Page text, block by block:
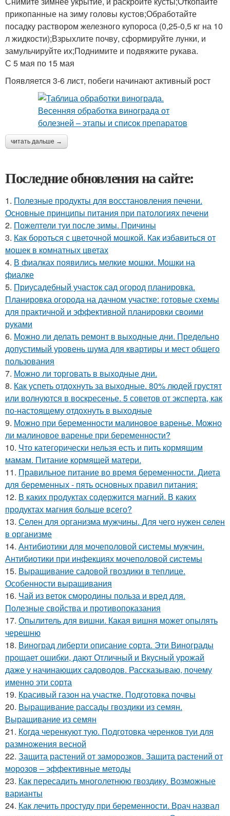
прикопанные на зиму головы кустов;Обработайте
посадку раствором железного купороса (0,25-0,5 кг на 10
л жидкости);Взрыхлите почву, сформируйте лунки, и
замульчируйте их;Поднимите и подвяжите рукава.
С 5 мая по 15 мая
Появляется 3-6 лист, побеги начинают активный рост
читать дальше →
Последние обновления на сайте:
1. Полезные продукты для восстановления печени.
Основные принципы питания при патологиях печени
2. Пожелтели туи после зимы. Причины
3. Как бороться с цветочной мошкой. Как избавиться от
мошек в комнатных цветах
4. В фиалках появились мелкие мошки. Мошки на
фиалке
5. Приусадебный участок сад огород планировка.
Планировка огорода на дачном участке: готовые схемы
для практичной и эффективной планировки своими
руками
6. Можно ли делать ремонт в выходные дни. Предельно
допустимый уровень шума для квартиры и мест общего
пользования
7. Можно ли торговать в выходные дни.
8. Как успеть отдохнуть за выходные. 80% людей грустят
или волнуются в воскресенье. 5 советов от эксперта, как
по-настоящему отдохнуть в выходные
9. Можно при беременности малиновое варенье. Можно
ли малиновое варенье при беременности?
10. Что категорически нельзя есть и пить кормящим
мамам. Питание кормящей матери.
11. Правильное питание во время беременности. Диета
для беременных - пять основных правил питания:
12. В каких продуктах содержится магний. В каких
продуктах магния больше всего?
13. Селен для организма мужчины. Для чего нужен селен
в организме
14. Антибиотики для мочеполовой системы мужчин.
Антибиотики при инфекциях мочеполовой системы
15. Выращивание садовой гвоздики в теплице.
Особенности выращивания
16. Чай из веток смородины польза и вред для.
Полезные свойства и противопоказания
17. Опылитель для вишни. Какая вишня может опылять
черешню
18. Виноград либерти описание сорта. Эти Винограды
прощает ошибки, дают Отличный и Вкусный урожай
даже у начинающих садоводов. Рассказываю, почему
именно эти сорта
19. Красивый газон на участке. Подготовка почвы
20. Выращивание рассады гвоздики из семян.
Выращивание из семян
21. Когда черенкуют тую. Подготовка черенков туи для
размножения весной
22. Защита растений от заморозков. Защита растений от
морозов – эффективные методы
23. Как пересадить многолетнюю гвоздику. Возможные
варианты
24. Как лечить простуду при беременности. Врач назвал